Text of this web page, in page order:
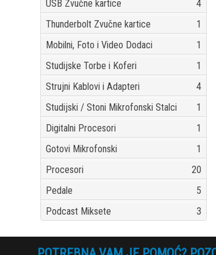
USB Zvučne kartice
4
Thunderbolt Zvučne kartice
1
Mobilni, Foto i Video Dodaci
1
Studijske Torbe i Koferi
1
Strujni Kablovi i Adapteri
4
Studijski / Stoni Mikrofonski Stalci
1
Digitalni Procesori
1
Gotovi Mikrofonski
1
Procesori
20
Pedale
5
Podcast Miksete
3